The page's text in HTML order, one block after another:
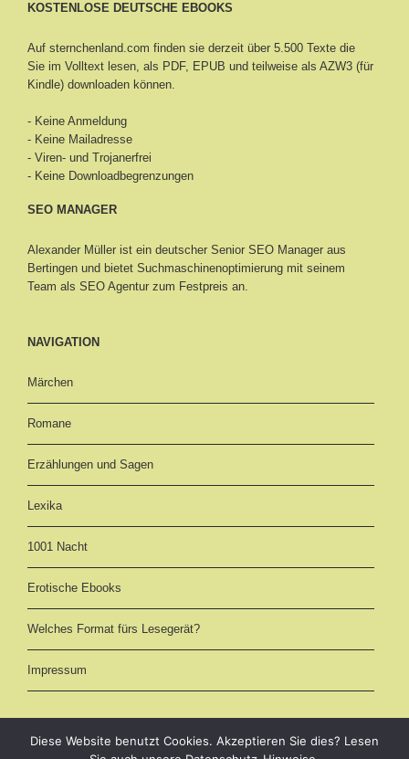
KOSTENLOSE DEUTSCHE EBOOKS
Auf sternchenland.com finden sie derzeit über 5.500 Texte die
Sie im Volltext lesen, als PDF, EPUB und teilweise als AZW3 (für
Kindle) downloaden können.
- Keine Anmeldung
- Keine Mailadresse
- Viren- und Trojanerfrei
- Keine Downloadbegrenzungen
SEO MANAGER
Alexander Müller ist ein deutscher Senior SEO Manager aus
Bertingen und bietet Suchmaschinenoptimierung mit seinem
Team als SEO Agentur zum Festpreis an.
NAVIGATION
Märchen
Romane
Erzählungen und Sagen
Lexika
1001 Nacht
Erotische Ebooks
Welches Format fürs Lesegerät?
Impressum
Diese Website benutzt Cookies. Akzeptieren Sie dies? Lesen